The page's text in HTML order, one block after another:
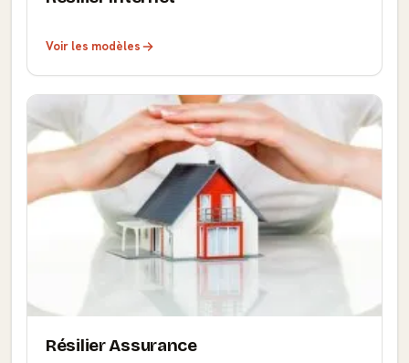
Voir les modèles
Résilier Assurance